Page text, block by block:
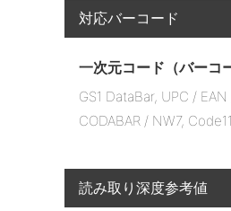
対応バーコード
一次元コード（バーコ
GS1 DataBar, UPC /
CODABAR / NW7,
読み取り深度参考値